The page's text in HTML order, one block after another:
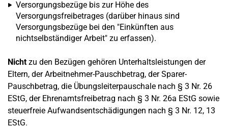
Versorgungsbezüge bis zur Höhe des
Versorgungsfreibetrages (darüber hinaus sind
Versorgungsbezüge bei den "Einkünften aus
nichtselbständiger Arbeit" zu erfassen).
Nichtzu den Bezügen gehören Unterhaltsleistungen der
Eltern, der Arbeitnehmer-Pauschbetrag, der Sparer-
Pauschbetrag, die Übungsleiterpauschale nach § 3 Nr. 26
EStG, der Ehrenamtsfreibetrag nach § 3 Nr. 26a EStG sowie
steuerfreie Aufwandsentschädigungen nach § 3 Nr. 12, 13
EStG.